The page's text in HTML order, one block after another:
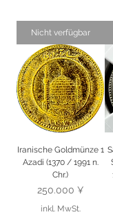
Nicht verfügbar
Iranische Goldmünze 1
Azadi (1370 / 1991 n.
Chr.)
Preis
250.000 ¥
inkl. MwSt.